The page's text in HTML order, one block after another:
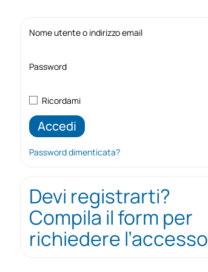
Nome utente o indirizzo email
Password
Ricordami
Password dimenticata?
Devi registrarti?
Compila il form per
richiedere l’accesso